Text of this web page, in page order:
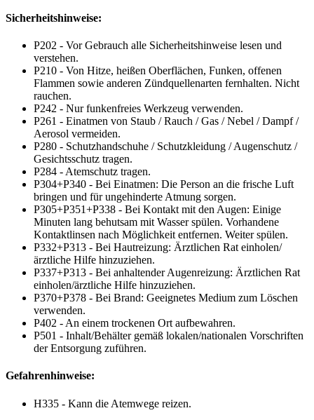
Sicherheitshinweise:
P202 - Vor Gebrauch alle Sicherheitshinweise lesen und
verstehen.
P210 - Von Hitze, heißen Oberflächen, Funken, offenen
Flammen sowie anderen Zündquellenarten fernhalten. Nicht
rauchen.
P242 - Nur funkenfreies Werkzeug verwenden.
P261 - Einatmen von Staub / Rauch / Gas / Nebel / Dampf /
Aerosol vermeiden.
P280 - Schutzhandschuhe / Schutzkleidung / Augenschutz /
Gesichtsschutz tragen.
P284 - Atemschutz tragen.
P304+P340 - Bei Einatmen: Die Person an die frische Luft
bringen und für ungehinderte Atmung sorgen.
P305+P351+P338 - Bei Kontakt mit den Augen: Einige
Minuten lang behutsam mit Wasser spülen. Vorhandene
Kontaktlinsen nach Möglichkeit entfernen. Weiter spülen.
P332+P313 - Bei Hautreizung: Ärztlichen Rat einholen/
ärztliche Hilfe hinzuziehen.
P337+P313 - Bei anhaltender Augenreizung: Ärztlichen Rat
einholen/ärztliche Hilfe hinzuziehen.
P370+P378 - Bei Brand: Geeignetes Medium zum Löschen
verwenden.
P402 - An einem trockenen Ort aufbewahren.
P501 - Inhalt/Behälter gemäß lokalen/nationalen Vorschriften
der Entsorgung zuführen.
Gefahrenhinweise:
H335 - Kann die Atemwege reizen.